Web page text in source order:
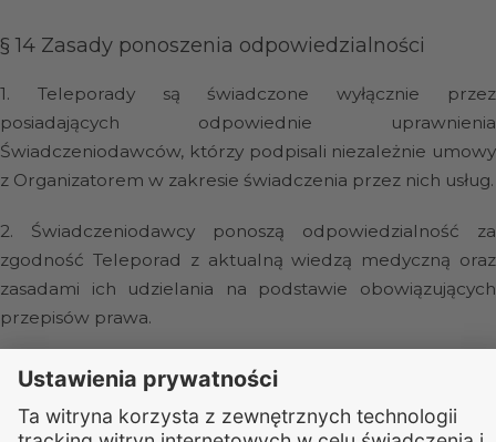
§ 14 Zasady ponoszenia odpowiedzialności
1.
Teleporady są świadczone wyłącznie przez
posiadających odpowiednie uprawnienia
Świadczeniodawców, którzy podpisali niezależnie umowy
z Organizatorem w zakresie świadczenia przez nich usług.
2.
Świadczeniodawcy ponoszą odpowiedzialność za
zgodność Teleporad z aktualną wiedzą medyczną oraz
zasadami ich udzielania na podstawie obowiązujących
przepisów prawa.
Świadczeniodawcy wykonują Teleporady w sposób
samodzielny oraz ponoszą odpowiedzialność wobec
Pacjenta, któremu jest udzielana Teleporada.